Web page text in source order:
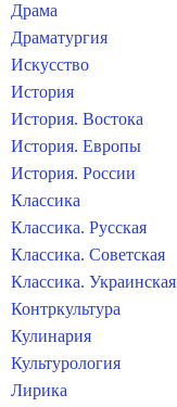
Драма
Драматургия
Искусство
История
История. Востока
История. Европы
История. России
Классика
Классика. Русская
Классика. Советская
Классика. Украинская
Контркультура
Кулинария
Культурология
Лирика